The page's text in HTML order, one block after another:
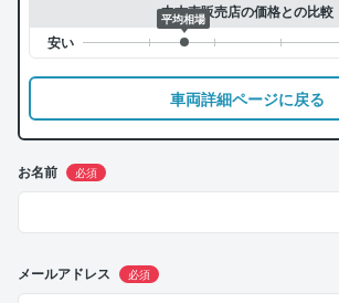
中古車販売店の価格との比較
平均相場
車両詳細ページに戻る
お名前 必須
メールアドレス 必須